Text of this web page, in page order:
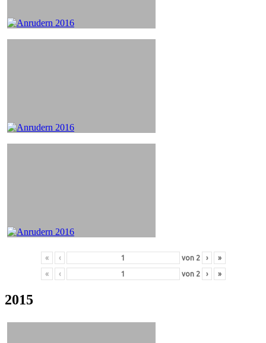
« ‹ von 2 › »
« ‹ von 2 › »
2015